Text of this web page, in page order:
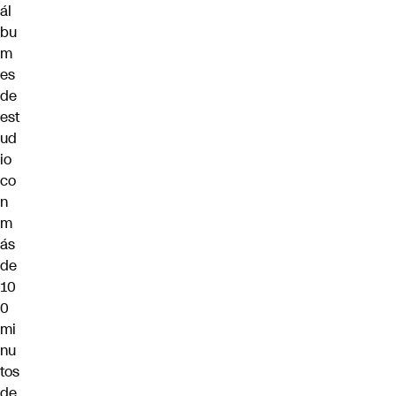
ál
bu
m
es
de
est
ud
io
co
n
m
ás
de
10
0
mi
nu
tos